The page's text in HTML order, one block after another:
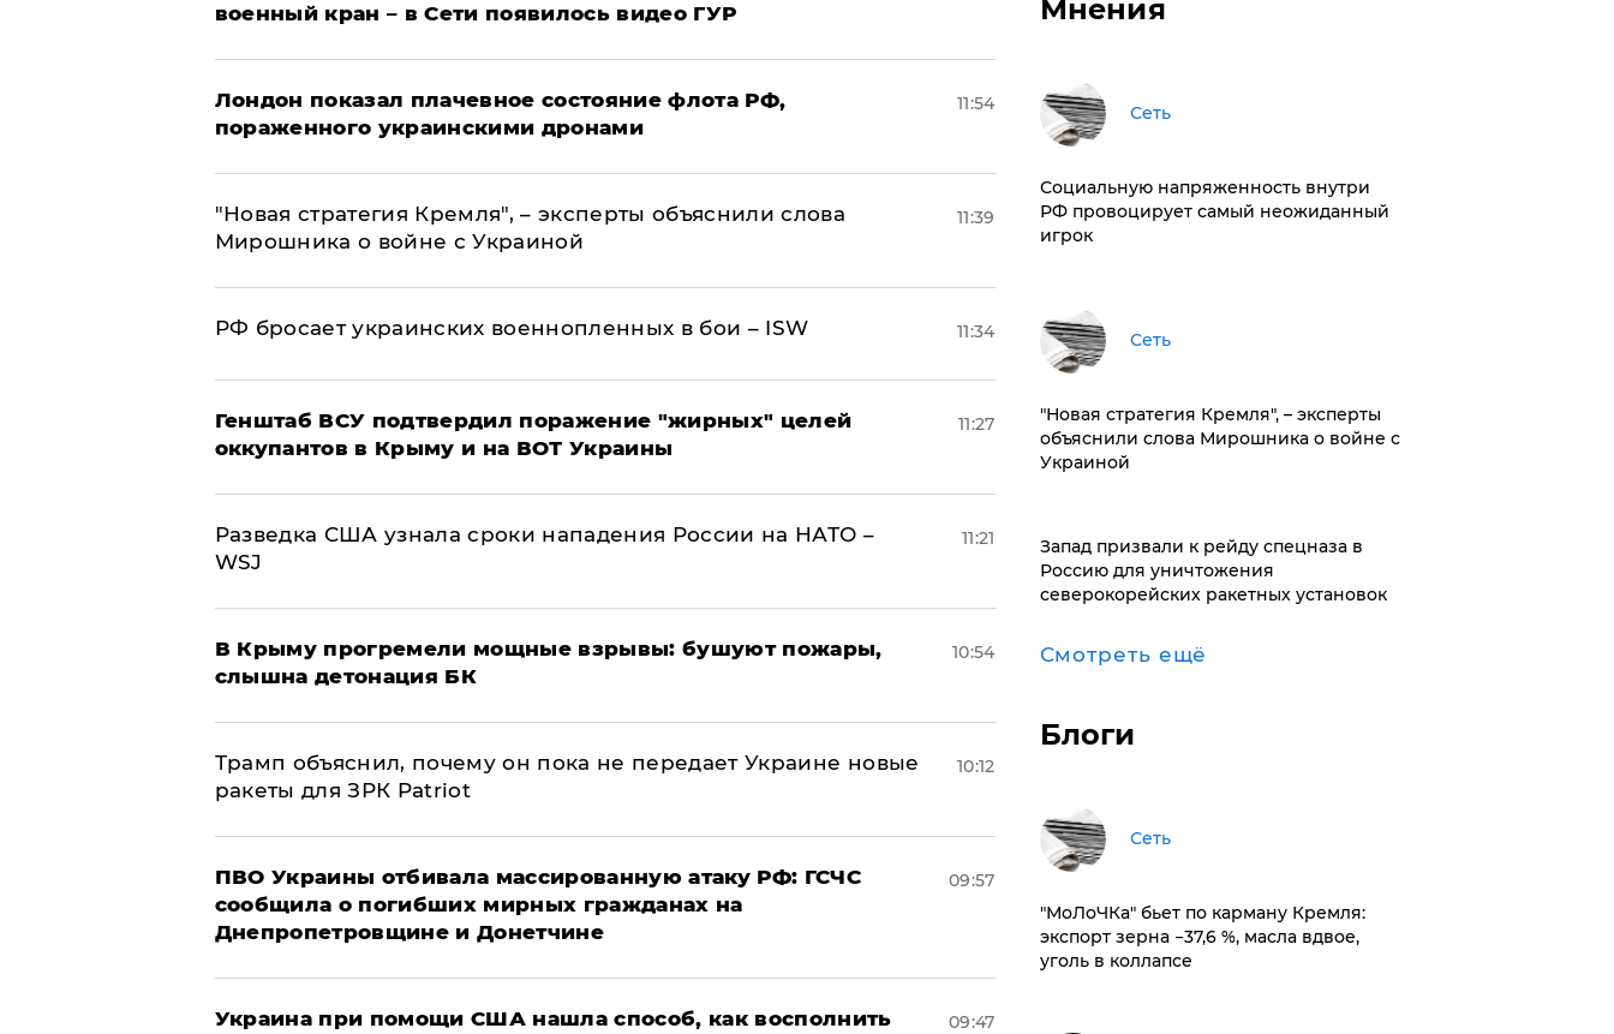
военный кран – в Сети появилось видео ГУР
Лондон показал плачевное состояние флота РФ,
пораженного украинскими дронами
11:54
"Новая стратегия Кремля", – эксперты объяснили слова
Мирошника о войне с Украиной
11:39
РФ бросает украинских военнопленных в бои – ISW 11:34
Генштаб ВСУ подтвердил поражение "жирных" целей
оккупантов в Крыму и на ВОТ Украины
11:27
Разведка США узнала сроки нападения России на НАТО –
WSJ
11:21
В Крыму прогремели мощные взрывы: бушуют пожары,
слышна детонация БК
10:54
Трамп объяснил, почему он пока не передает Украине новые
ракеты для ЗРК Patriot
10:12
ПВО Украины отбивала массированную атаку РФ: ГСЧС
сообщила о погибших мирных гражданах на
Днепропетровщине и Донетчине
09:57
Украина при помощи США нашла способ, как восполнить
09:47
Мнения
Сеть
Социальную напряженность внутри
РФ провоцирует самый неожиданный
игрок
Сеть
"Новая стратегия Кремля", – эксперты
объяснили слова Мирошника о войне с
Украиной
Запад призвали к рейду спецназа в
Россию для уничтожения
северокорейских ракетных установок
Смотреть ещё
Блоги
Сеть
​"МоЛоЧКа" бьет по карману Кремля:
экспорт зерна −37,6 %, масла вдвое,
уголь в коллапсе